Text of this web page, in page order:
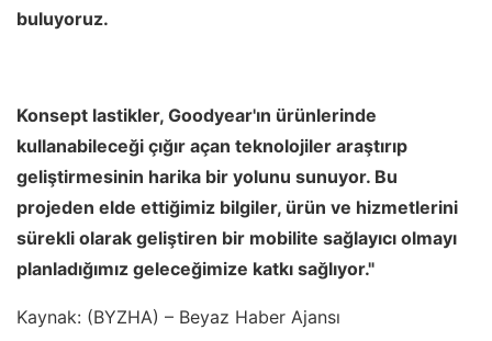
buluyoruz.
Konsept lastikler, Goodyear'ın ürünlerinde
kullanabileceği çığır açan teknolojiler araştırıp
geliştirmesinin harika bir yolunu sunuyor. Bu
projeden elde ettiğimiz bilgiler, ürün ve hizmetlerini
sürekli olarak geliştiren bir mobilite sağlayıcı olmayı
planladığımız geleceğimize katkı sağlıyor."
Kaynak: (BYZHA) – Beyaz Haber Ajansı